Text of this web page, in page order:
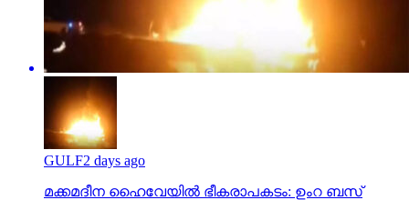
GULF2 days ago
മക്കമദീന ഹൈവേയില്‍ ഭീകരാപകടം: ഉംറ ബസ്